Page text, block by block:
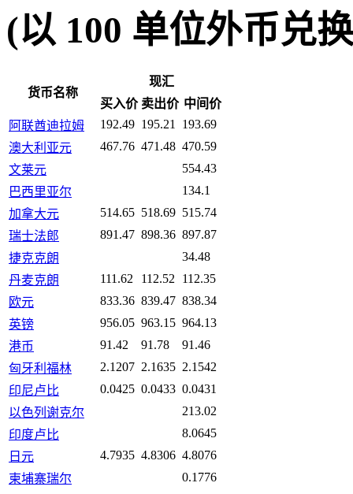
(以 100 单位外币兑
货币名称
现汇
买入价 卖出价 中间价
阿联酋迪拉姆
192.49 195.21
193.69
澳大利亚元
467.76 471.48 470.59
文莱元
554.43
巴西里亚尔
134.1
加拿大元
514.65 518.69 515.74
瑞士法郎
891.47 898.36 897.87
捷克克朗
34.48
丹麦克朗
111.62 112.52
112.35
欧元
833.36 839.47 838.34
英镑
956.05 963.15 964.13
港币
91.42 91.78
91.46
匈牙利福林
2.1207 2.1635 2.1542
印尼卢比
0.0425 0.0433 0.0431
以色列谢克尔
213.02
印度卢比
8.0645
日元
4.7935 4.8306 4.8076
柬埔寨瑞尔
0.1776